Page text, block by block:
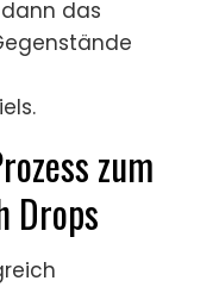
das
zum
Drops